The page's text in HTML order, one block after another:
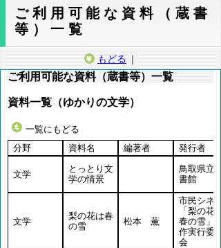
ご利用可能な資料（蔵書
等）一覧
もどる ｜
ご利用可能な資料（蔵書等）一覧
資料一覧（ゆかりの文学）
一覧にもどる
分野
資料名 編著者 発行者
文学
とっとり文
学の情景
鳥取県立図
書館
文学
梨の花は春
の雪
松本 薫
市民シネマ
「梨の花は
春の雪」制
作実行委員
会